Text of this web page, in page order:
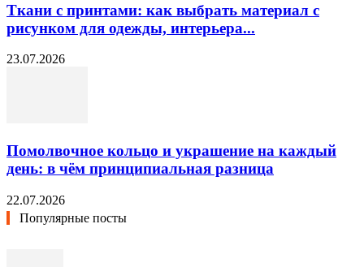
Ткани с принтами: как выбрать материал с
рисунком для одежды, интерьера...
23.07.2026
Помолвочное кольцо и украшение на каждый
день: в чём принципиальная разница
22.07.2026
Популярные посты